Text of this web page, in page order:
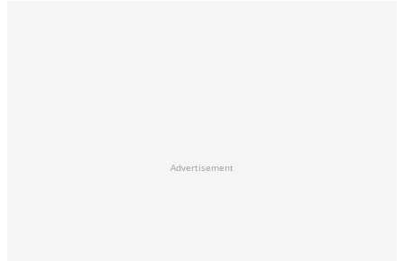
Advertisement